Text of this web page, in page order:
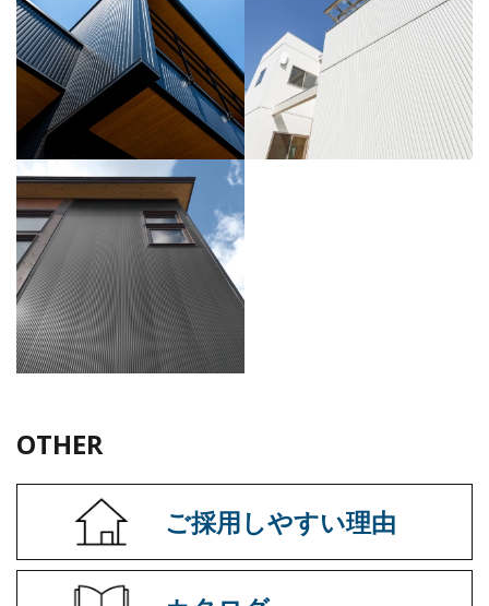
OTHER
ご採用しやすい理由